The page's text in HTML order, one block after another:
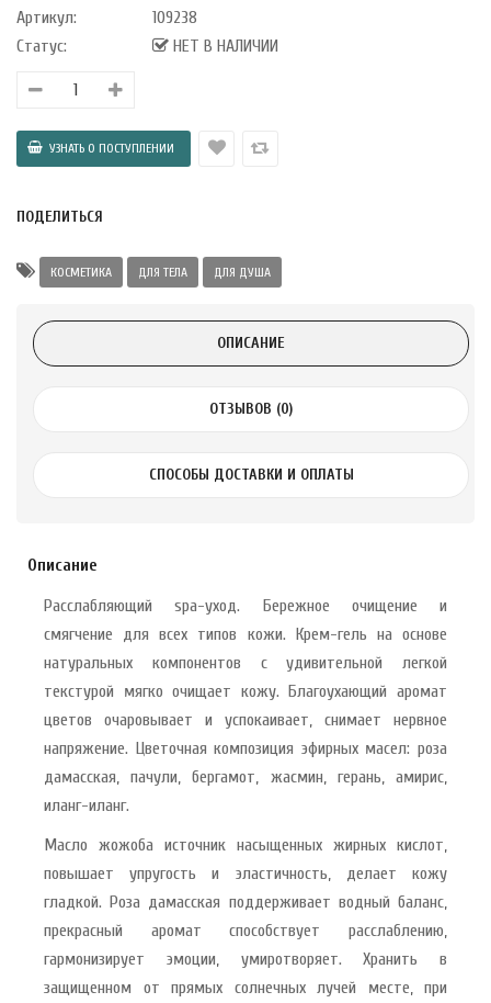
75 мл
Артикул:
109238
Статус:
НЕТ В НАЛИЧИИ
ПОДЕЛИТЬСЯ
КОСМЕТИКА ДЛЯ ТЕЛА ДЛЯ ДУША
ОПИСАНИЕ
ОТЗЫВОВ (0)
СПОСОБЫ ДОСТАВКИ И ОПЛАТЫ
Описание
Расслабляющий spa-уход. Бережное очищение и
смягчение для всех типов кожи. Крем-гель на основе
натуральных компонентов с удивительной легкой
текстурой мягко очищает кожу. Благоухающий аромат
цветов очаровывает и успокаивает, снимает нервное
напряжение. Цветочная композиция эфирных масел: роза
дамасская, пачули, бергамот, жасмин, герань, амирис,
иланг-иланг.
Масло жожоба источник насыщенных жирных кислот,
повышает упругость и эластичность, делает кожу
гладкой. Роза дамасская поддерживает водный баланс,
прекрасный аромат способствует расслаблению,
гармонизирует эмоции, умиротворяет. Хранить в
защищенном от прямых солнечных лучей месте, при